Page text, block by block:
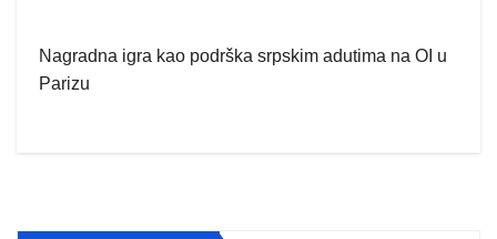
Nagradna igra kao podrška srpskim adutima na OI u
Parizu